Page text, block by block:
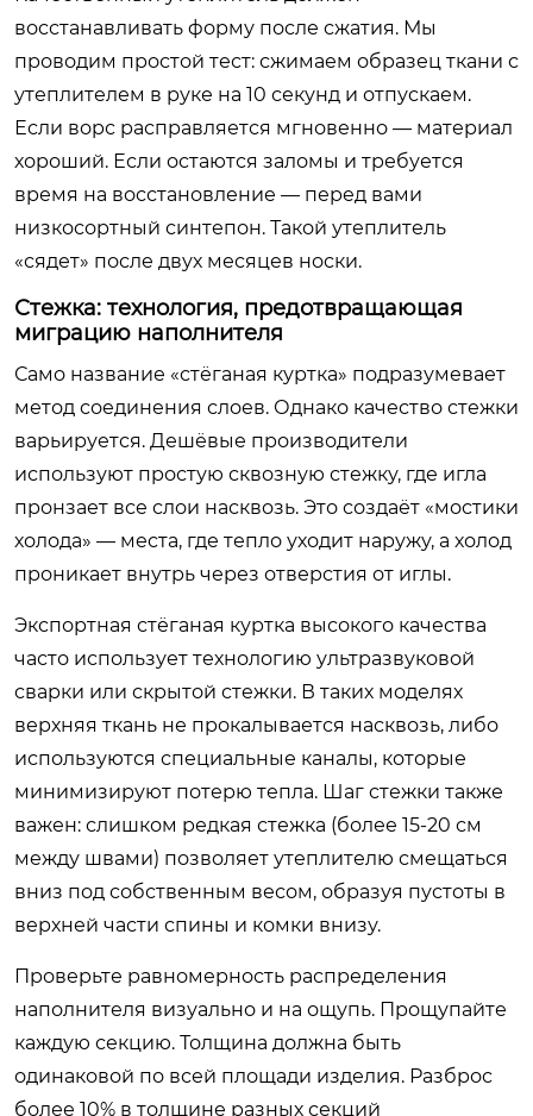
восстанавливать форму после сжатия. Мы
проводим простой тест: сжимаем образец ткани с
утеплителем в руке на 10 секунд и отпускаем.
Если ворс расправляется мгновенно — материал
хороший. Если остаются заломы и требуется
время на восстановление — перед вами
низкосортный синтепон. Такой утеплитель
«сядет» после двух месяцев носки.
Стежка: технология, предотвращающая
миграцию наполнителя
Само название «стёганая куртка» подразумевает
метод соединения слоев. Однако качество стежки
варьируется. Дешёвые производители
используют простую сквозную стежку, где игла
пронзает все слои насквозь. Это создаёт «мостики
холода» — места, где тепло уходит наружу, а холод
проникает внутрь через отверстия от иглы.
Экспортная стёганая куртка высокого качества
часто использует технологию ультразвуковой
сварки или скрытой стежки. В таких моделях
верхняя ткань не прокалывается насквозь, либо
используются специальные каналы, которые
минимизируют потерю тепла. Шаг стежки также
важен: слишком редкая стежка (более 15-20 см
между швами) позволяет утеплителю смещаться
вниз под собственным весом, образуя пустоты в
верхней части спины и комки внизу.
Проверьте равномерность распределения
наполнителя визуально и на ощупь. Прощупайте
каждую секцию. Толщина должна быть
одинаковой по всей площади изделия. Разброс
более 10% в толщине разных секций